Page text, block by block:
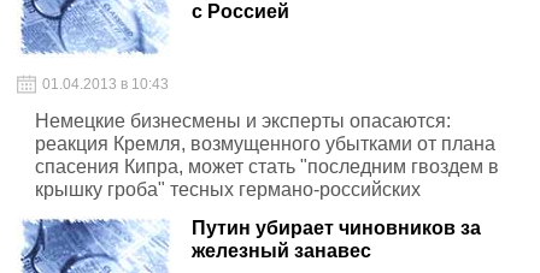
с Россией
01.04.2013 в 10:43
Немецкие бизнесмены и эксперты опасаются:
реакция Кремля, возмущенного убытками от плана
спасения Кипра, может стать "последним гвоздем в
крышку гроба" тесных германо-российских
Путин убирает чиновников за
железный занавес